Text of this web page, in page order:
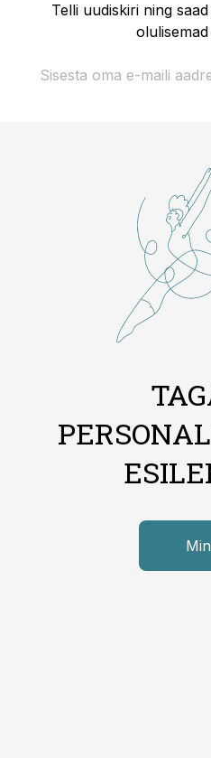
Telli uudiskiri ning